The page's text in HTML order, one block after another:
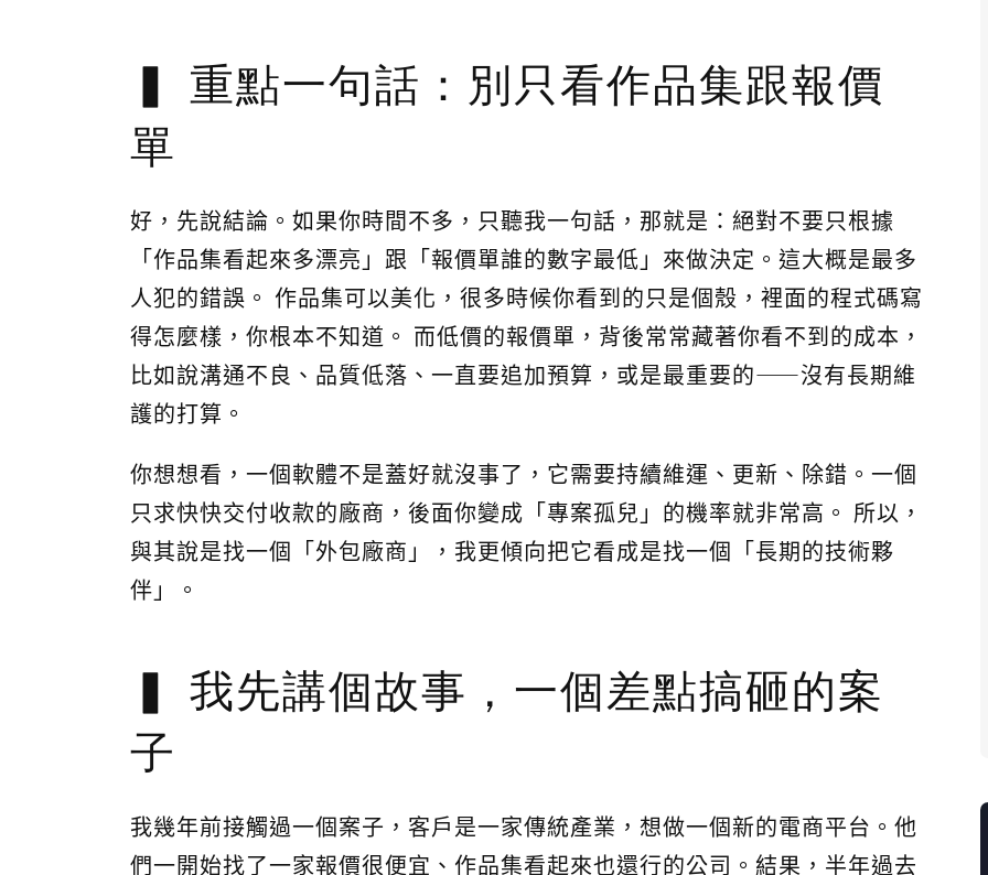
重點一句話：別只看作品集跟報價
單
好，先說結論。如果你時間不多，只聽我一句話，那就是：絕對不要只根據
「作品集看起來多漂亮」跟「報價單誰的數字最低」來做決定。這大概是最多
人犯的錯誤。 作品集可以美化，很多時候你看到的只是個殼，裡面的程式碼寫
得怎麼樣，你根本不知道。 而低價的報價單，背後常常藏著你看不到的成本，
比如說溝通不良、品質低落、一直要追加預算，或是最重要的——沒有長期維
護的打算。
你想想看，一個軟體不是蓋好就沒事了，它需要持續維運、更新、除錯。一個
只求快快交付收款的廠商，後面你變成「專案孤兒」的機率就非常高。 所以，
與其說是找一個「外包廠商」，我更傾向把它看成是找一個「長期的技術夥
伴」。
我先講個故事，一個差點搞砸的案
子
我幾年前接觸過一個案子，客戶是一家傳統產業，想做一個新的電商平台。他
們一開始找了一家報價很便宜、作品集看起來也還行的公司。結果，半年過去